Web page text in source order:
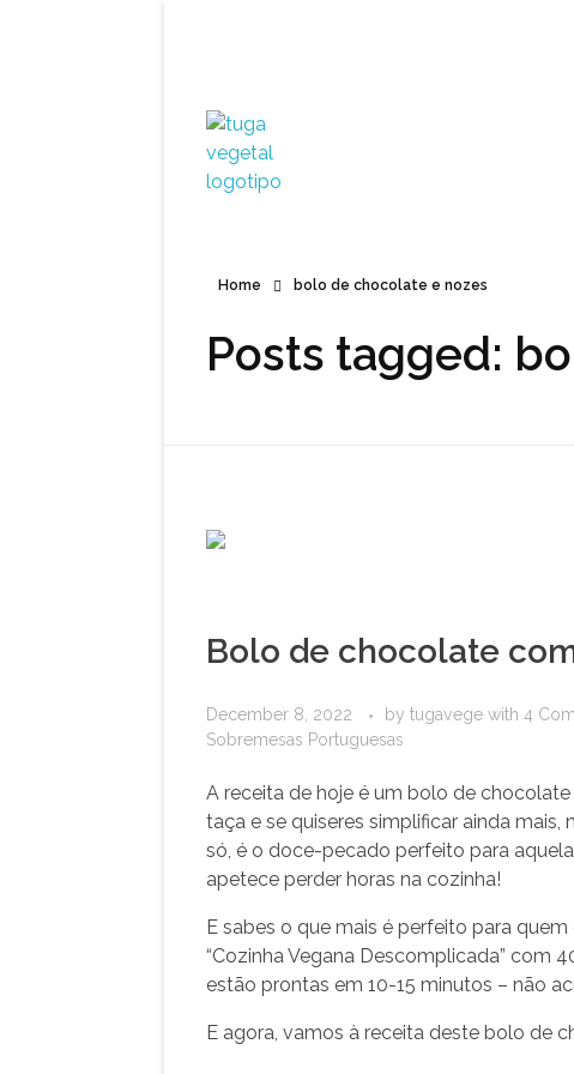
Home bolo de chocolate e nozes
Posts tagged:
Bolo de chocolate
December 8, 2022 by tugavege with 4
Sobremesas Portuguesas
A receita de hoje é um bolo de
taça e se quiseres simplificar ainda
só, é o doce-pecado perfeito para
apetece perder horas na cozinha!
E sabes o que mais é perfeito para
“Cozinha Vegana Descomplicada” com
estão prontas em 10-15 minutos – não
E agora, vamos à receita deste bolo de